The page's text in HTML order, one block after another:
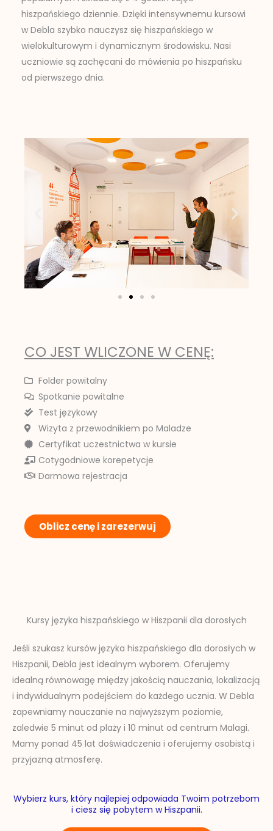
hiszpańskiego dziennie. Dzięki intensywnemu kursowi
w Debla szybko nauczysz się hiszpańskiego w
wielokulturowym i dynamicznym środowisku. Nasi
uczniowie są zachęcani do mówienia po hiszpańsku
od pierwszego dnia.
CO JEST WLICZONE W CENĘ:
Folder powitalny
Spotkanie powitalne
Test językowy
Wizyta z przewodnikiem po Maladze
Certyfikat uczestnictwa w kursie
Cotygodniowe korepetycje
Darmowa rejestracja
Oblicz cenę i zarezerwuj
Kursy języka hiszpańskiego w Hiszpanii dla dorosłych
Jeśli szukasz kursów języka hiszpańskiego dla dorosłych w
Hiszpanii, Debla jest idealnym wyborem. Oferujemy
idealną równowagę między jakością nauczania, lokalizacją
i indywidualnym podejściem do każdego ucznia. W Debla
zapewniamy nauczanie na najwyższym poziomie,
zaledwie 5 minut od plaży i 10 minut od centrum Malagi.
Mamy ponad 45 lat doświadczenia i oferujemy osobistą i
przyjazną atmosferę.
Wybierz kurs, który najlepiej odpowiada Twoim potrzebom
i ciesz się pobytem w Hiszpanii.